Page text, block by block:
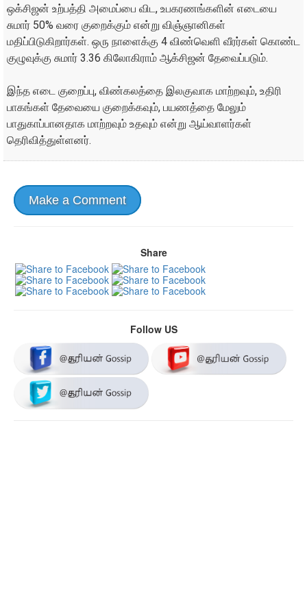
ஒக்சிஜன் உற்பத்தி அமைப்பை விட, உபகரணங்களின் எடையை
சுமார் 50% வரை குறைக்கும் என்று விஞ்ஞானிகள்
மதிப்பிடுகிறார்கள். ஒரு நாளைக்கு 4 விண்வெளி வீரர்கள் கொண்ட
குழுவுக்கு சுமார் 3.36 கிலோகிராம் ஆக்சிஜன் தேவைப்படும்.
இந்த எடை குறைப்பு, விண்கலத்தை இலகுவாக மாற்றவும், உதிரி
பாகங்கள் தேவையை குறைக்கவும், பயணத்தை மேலும்
பாதுகாப்பானதாக மாற்றவும் உதவும் என்று ஆய்வாளர்கள்
தெரிவித்துள்ளனர்.
Make a Comment
Share
Follow US